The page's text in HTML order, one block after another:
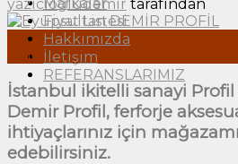
Fiyat Listesi
Hakkımızda
İletişim
REFERANSLARIMIZ
yaziciogludemir tarafından
Şub
İstanbul ikitelli sanayi Profil
Demir Profil, ferforje
ihtiyaçlarınız için
edebilirsiniz.